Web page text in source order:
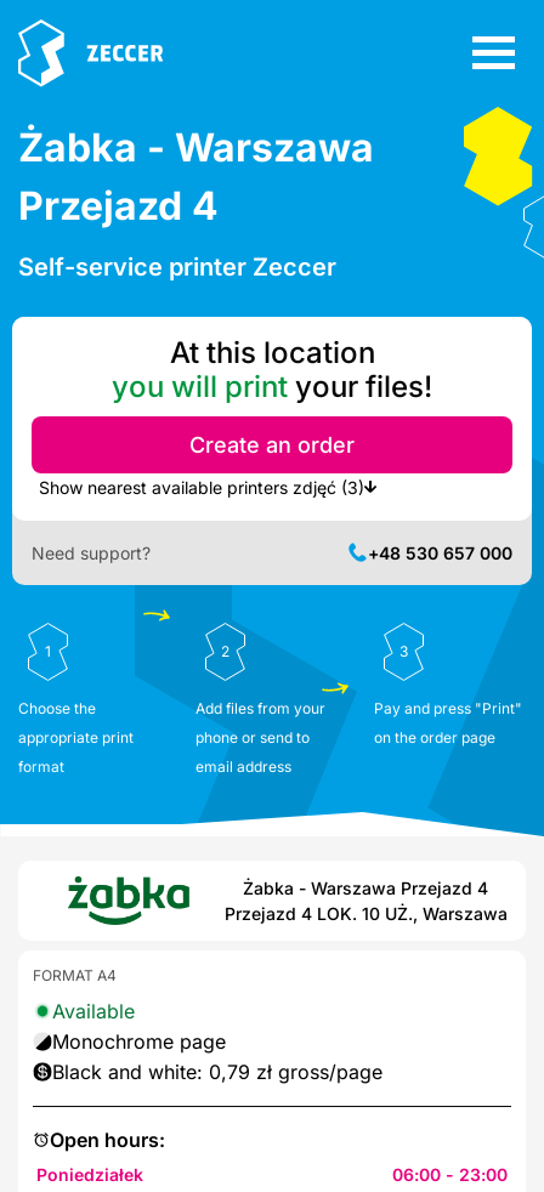
Żabka - Warszawa
Przejazd 4
Self-service printer Zeccer
At this location
you will print your files!
Create an order
Show nearest available printers zdjęć (3)
Need support? +48 530 657 000
1
Choose the
appropriate print
format
2
Add files from your
phone or send to
email address
3
Pay and press "Print"
on the order page
Żabka - Warszawa Przejazd 4
Przejazd 4 LOK. 10 UŻ., Warszawa
Open hours:
Poniedziałek
06:00 - 23:00
FORMAT A4
Available
Monochrome page
Black and white: 0,79 zł gross/page